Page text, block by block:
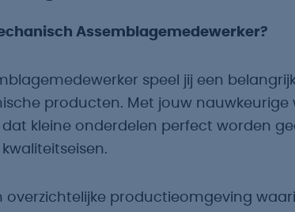
Assemblagemedewerker?
speel jij een
producten. Met jouw nauwkeurige
kleine onderdelen perfect worden
overzichtelijke productieomgeving